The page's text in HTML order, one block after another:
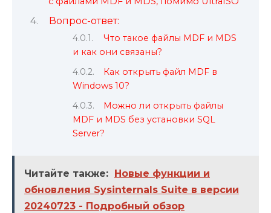
Вопрос-ответ:
Что такое файлы MDF и MDS
и как они связаны?
Как открыть файл MDF в
Windows 10?
Можно ли открыть файлы
MDF и MDS без установки SQL
Server?
Читайте также: Новые функции и
обновления Sysinternals Suite в версии
20240723 - Подробный обзор